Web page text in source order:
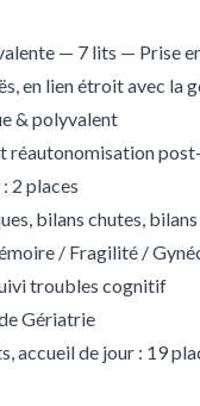
— 7 lits — Prise
en lien étroit avec la
& polyvalent
réautonomisation
2 places
bilans chutes,
/ Fragilité /
troubles cognitif
Gériatrie
accueil de jour : 19